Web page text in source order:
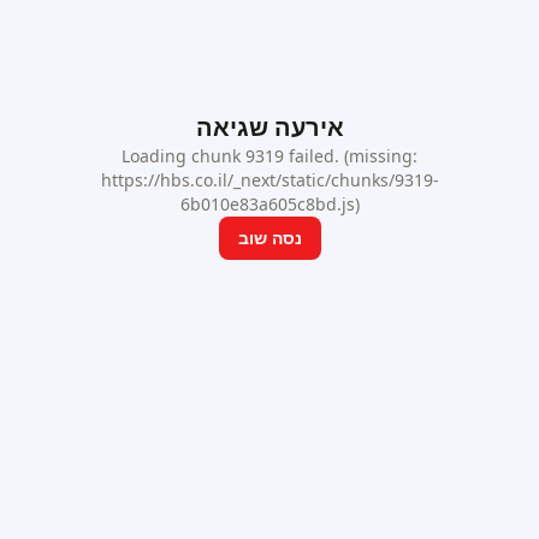
אירעה שגיאה
Loading chunk 9319 failed. (missing:
https://hbs.co.il/_next/static/chunks/9319-
6b010e83a605c8bd.js)